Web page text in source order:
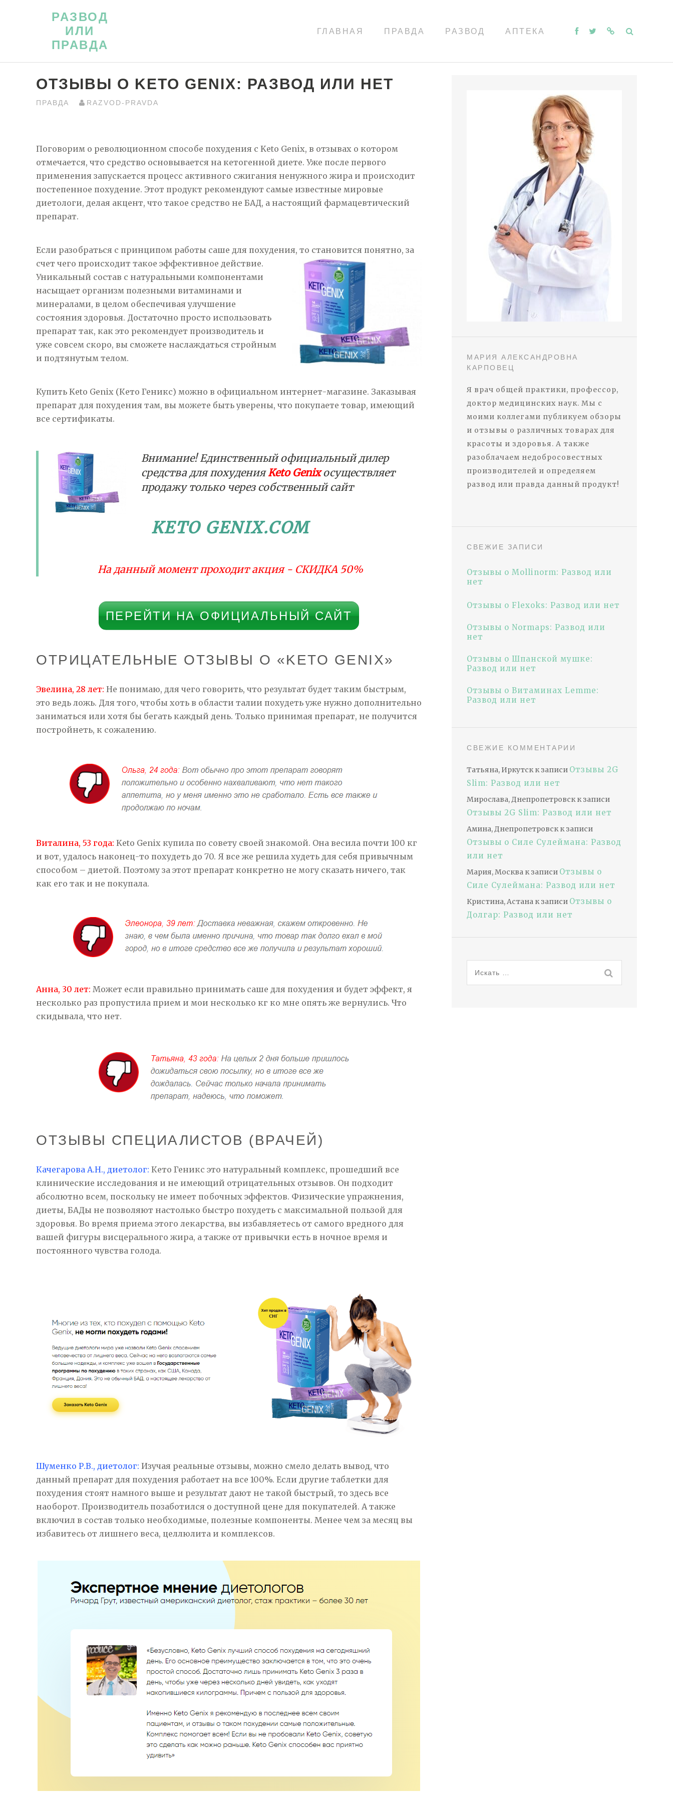
РАЗВОД
ИЛИ
ПРАВДА
ГЛАВНАЯ ПРАВДА РАЗВОД АПТЕКА
ОТЗЫВЫ О KETO GENIX: РАЗВОД ИЛИ НЕТ
ПРАВДА RAZVOD-PRAVDA
Поговорим о революционном способе похудения с Keto Genix, в отзывах о котором
отмечается, что средство основывается на кетогенной диете. Уже после первого
применения запускается процесс активного сжигания ненужного жира и происходит
постепенное похудение. Этот продукт рекомендуют самые известные мировые
диетологи, делая акцент, что такое средство не БАД, а настоящий фармацевтический
препарат.
Если разобраться с принципом работы саше для похудения, то становится понятно, за
счет чего происходит такое эффективное действие.
Уникальный состав с натуральными компонентами
насыщает организм полезными витаминами и
минералами, в целом обеспечивая улучшение
состояния здоровья. Достаточно просто использовать
препарат так, как это рекомендует производитель и
уже совсем скоро, вы сможете наслаждаться стройным
и подтянутым телом.
Купить Keto Genix (Кето Геникс) можно в официальном интернет-магазине. Заказывая
препарат для похудения там, вы можете быть уверены, что покупаете товар, имеющий
все сертификаты.
Внимание! Единственный официальный дилер
средства для похуденияKeto Genix осуществляет
продажу только через собственный сайт
KETO GENIX.COM
На данный момент проходит акция - СКИДКА 50%
ПЕРЕЙТИ НА ОФИЦИАЛЬНЫЙ САЙТ
ОТРИЦАТЕЛЬНЫЕ ОТЗЫВЫ О «KETO GENIX»
Эвелина, 28 лет: Не понимаю, для чего говорить, что результат будет таким быстрым,
это ведь ложь. Для того, чтобы хоть в области талии похудеть уже нужно дополнительно
заниматься или хотя бы бегать каждый день. Только принимая препарат, не получится
постройнеть, к сожалению.
Виталина, 53 года: Keto Genix купила по совету своей знакомой. Она весила почти 100 кг
и вот, удалось наконец-то похудеть до 70. Я все же решила худеть для себя привычным
способом – диетой. Поэтому за этот препарат конкретно не могу сказать ничего, так
как его так и не покупала.
Анна, 30 лет: Может если правильно принимать саше для похудения и будет эффект, я
несколько раз пропустила прием и мои несколько кг ко мне опять же вернулись. Что
скидывала, что нет.
ОТЗЫВЫ СПЕЦИАЛИСТОВ (ВРАЧЕЙ)
Качегарова А.Н., диетолог: Кето Геникс это натуральный комплекс, прошедший все
клинические исследования и не имеющий отрицательных отзывов. Он подходит
абсолютно всем, поскольку не имеет побочных эффектов. Физические упражнения,
диеты, БАДы не позволяют настолько быстро похудеть с максимальной пользой для
здоровья. Во время приема этого лекарства, вы избавляетесь от самого вредного для
вашей фигуры висцерального жира, а также от привычки есть в ночное время и
постоянного чувства голода.
Шуменко Р.В., диетолог: Изучая реальные отзывы, можно смело делать вывод, что
данный препарат для похудения работает на все 100%. Если другие таблетки для
похудения стоят намного выше и результат дают не такой быстрый, то здесь все
наоборот. Производитель позаботился о доступной цене для покупателей. А также
включил в состав только необходимые, полезные компоненты. Менее чем за месяц вы
избавитесь от лишнего веса, целлюлита и комплексов.
МАРИЯ АЛЕКСАНДРОВНА
КАРПОВЕЦ
Я врач общей практики, профессор,
доктор медицинских наук. Мы с
моими коллегами публикуем обзоры
и отзывы о различных товарах для
красоты и здоровья. А также
разоблачаем недобросовестных
производителей и определяем
развод или правда данный продукт!
СВЕЖИЕ ЗАПИСИ
Отзывы о Mollinorm: Развод или
нет
Отзывы о Flexoks: Развод или нет
Отзывы о Normaps: Развод или
нет
Отзывы о Шпанской мушке:
Развод или нет
Отзывы о Витаминах Lemme:
Развод или нет
СВЕЖИЕ КОММЕНТАРИИ
Татьяна, Иркутскк записи Отзывы 2G
Slim: Развод или нет
Мирослава, Днепропетровскк записи
Отзывы 2G Slim: Развод или нет
Амина, Днепропетровскк записи
Отзывы о Силе Сулеймана: Развод
или нет
Мария, Москва к записи Отзывы о
Силе Сулеймана: Развод или нет
Кристина, Астана к записи Отзывы о
Долгар: Развод или нет